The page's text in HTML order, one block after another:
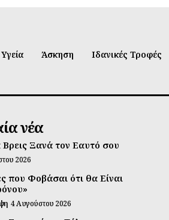
Υγεία Άσκηση Ιδανικές Τροφές
νέα
Βρεις Ξανά τον Εαυτό σου
2026
που Φοβάσαι ότι θα Είναι
4 Αυγούστου 2026